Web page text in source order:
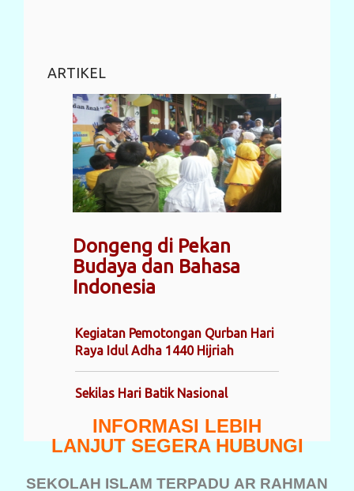
ARTIKEL
Dongeng di Pekan
Budaya dan Bahasa
Indonesia
Kegiatan Pemotongan Qurban Hari
Raya Idul Adha 1440 Hijriah
Sekilas Hari Batik Nasional
INFORMASI LEBIH
LANJUT SEGERA HUBUNGI
SEKOLAH ISLAM TERPADU AR RAHMAN